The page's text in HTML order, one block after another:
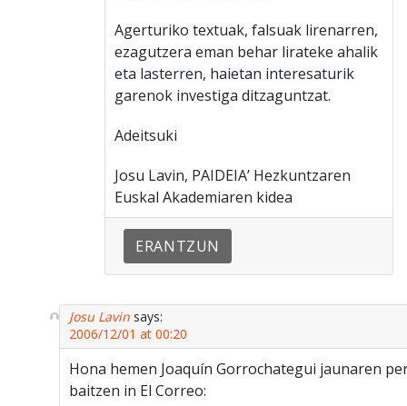
Agerturiko textuak, falsuak lirenarren,
ezagutzera eman behar lirateke ahalik
eta lasterren, haietan interesaturik
garenok investiga ditzaguntzat.
Adeitsuki
Josu Lavin, PAIDEIA’ Hezkuntzaren
Euskal Akademiaren kidea
ERANTZUN
Josu Lavin says:
2006/12/01 at 00:20
Hona hemen Joaquín Gorrochategui jaunaren
baitzen in El Correo: